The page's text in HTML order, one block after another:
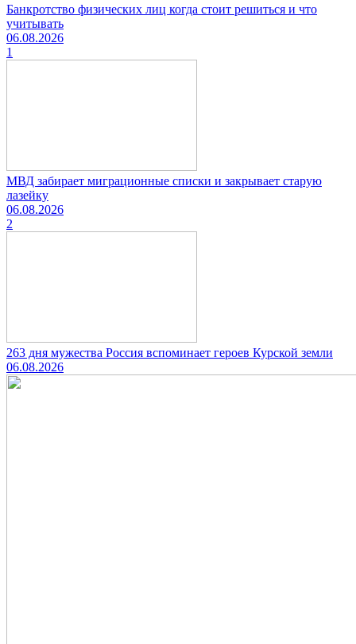
Банкротство физических лиц когда стоит решиться и что
учитывать
06.08.2026
1
МВД забирает миграционные списки и закрывает старую
лазейку
06.08.2026
2
263 дня мужества Россия вспоминает героев Курской земли
06.08.2026